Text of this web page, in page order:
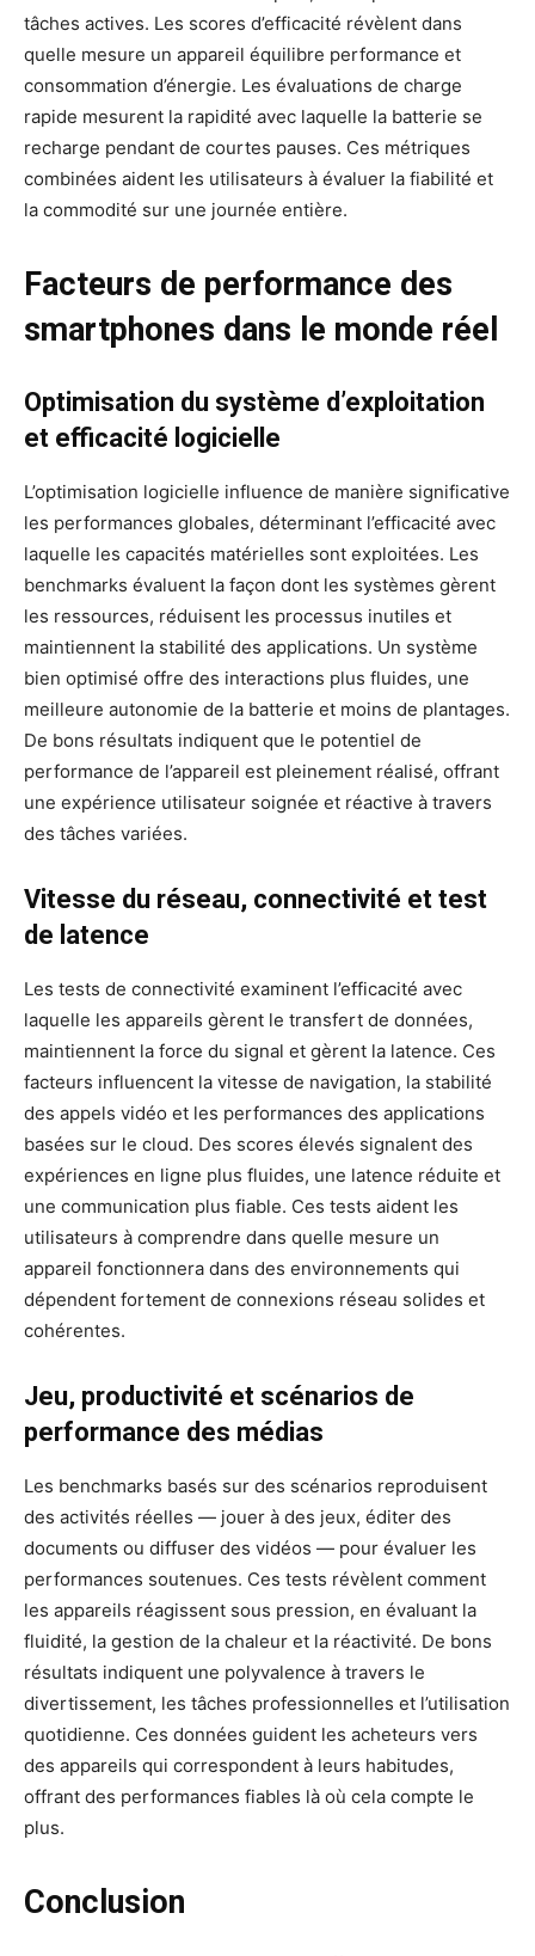
tâches actives. Les scores d’efficacité révèlent dans
quelle mesure un appareil équilibre performance et
consommation d’énergie. Les évaluations de charge
rapide mesurent la rapidité avec laquelle la batterie se
recharge pendant de courtes pauses. Ces métriques
combinées aident les utilisateurs à évaluer la fiabilité et
la commodité sur une journée entière.
Facteurs de performance des
smartphones dans le monde réel
Optimisation du système d’exploitation
et efficacité logicielle
L’optimisation logicielle influence de manière significative
les performances globales, déterminant l’efficacité avec
laquelle les capacités matérielles sont exploitées. Les
benchmarks évaluent la façon dont les systèmes gèrent
les ressources, réduisent les processus inutiles et
maintiennent la stabilité des applications. Un système
bien optimisé offre des interactions plus fluides, une
meilleure autonomie de la batterie et moins de plantages.
De bons résultats indiquent que le potentiel de
performance de l’appareil est pleinement réalisé, offrant
une expérience utilisateur soignée et réactive à travers
des tâches variées.
Vitesse du réseau, connectivité et test
de latence
Les tests de connectivité examinent l’efficacité avec
laquelle les appareils gèrent le transfert de données,
maintiennent la force du signal et gèrent la latence. Ces
facteurs influencent la vitesse de navigation, la stabilité
des appels vidéo et les performances des applications
basées sur le cloud. Des scores élevés signalent des
expériences en ligne plus fluides, une latence réduite et
une communication plus fiable. Ces tests aident les
utilisateurs à comprendre dans quelle mesure un
appareil fonctionnera dans des environnements qui
dépendent fortement de connexions réseau solides et
cohérentes.
Jeu, productivité et scénarios de
performance des médias
Les benchmarks basés sur des scénarios reproduisent
des activités réelles — jouer à des jeux, éditer des
documents ou diffuser des vidéos — pour évaluer les
performances soutenues. Ces tests révèlent comment
les appareils réagissent sous pression, en évaluant la
fluidité, la gestion de la chaleur et la réactivité. De bons
résultats indiquent une polyvalence à travers le
divertissement, les tâches professionnelles et l’utilisation
quotidienne. Ces données guident les acheteurs vers
des appareils qui correspondent à leurs habitudes,
offrant des performances fiables là où cela compte le
plus.
Conclusion